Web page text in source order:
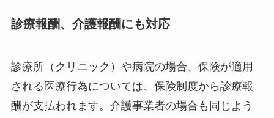
診療報酬、介護報酬にも対応
診療所（クリニック）や病院の場合、保険が適用
される医療行為については、保険制度から診療報
酬が支払われます。介護事業者の場合も同じよう